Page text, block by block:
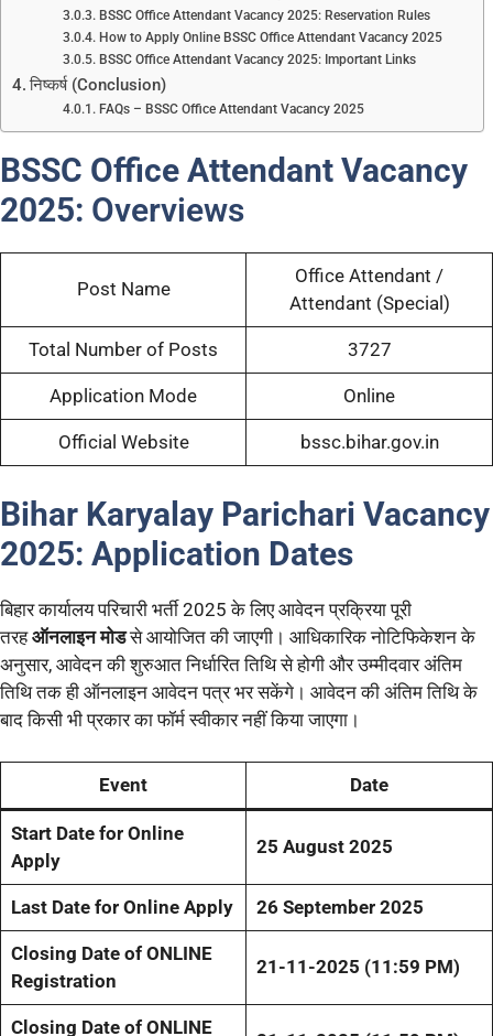
BSSC Office Attendant Vacancy 2025: Reservation Rules
How to Apply Online BSSC Office Attendant Vacancy 2025
BSSC Office Attendant Vacancy 2025: Important Links
निष्कर्ष (Conclusion)
FAQs – BSSC Office Attendant Vacancy 2025
BSSC Office Attendant Vacancy
2025: Overviews
Post Name
Office Attendant /
Attendant (Special)
Total Number of Posts 3727
Application Mode Online
Official Website bssc.bihar.gov.in
Bihar Karyalay Parichari Vacancy
2025: Application Dates
बिहार कार्यालय परिचारी भर्ती 2025 के लिए आवेदन प्रक्रिया पूरी
तरहऑनलाइन मोडसे आयोजित की जाएगी। आधिकारिक नोटिफिकेशन के
अनुसार, आवेदन की शुरुआत निर्धारित तिथि से होगी और उम्मीदवार अंतिम
तिथि तक ही ऑनलाइन आवेदन पत्र भर सकेंगे। आवेदन की अंतिम तिथि के
बाद किसी भी प्रकार का फॉर्म स्वीकार नहीं किया जाएगा।
Event Date
Start Date for Online
Apply
25 August 2025
Last Date for Online Apply 26 September 2025
Closing Date of ONLINE
Registration
21-11-2025 (11:59 PM)
Closing Date of ONLINE